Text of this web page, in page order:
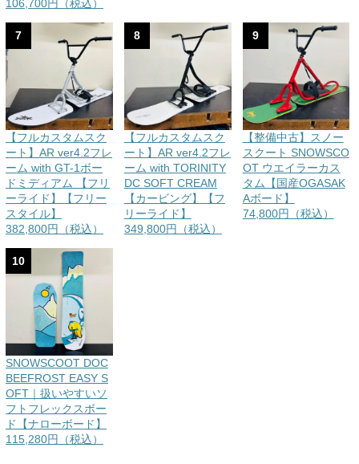
106,700円（税込）
7
【フルカスタムスク
ート】AR ver4.2フレ
ーム with GT-1ボー
ドミディアム 【フリ
ーライド】【フリー
スタイル】
382,800円（税込）
8
【フルカスタムスク
ート】AR ver4.2フレ
ーム with TORINITY
DC SOFT CREAM
【カービング】【フ
リーライド】
349,800円（税込）
9
【整備中古】スノー
スクート SNOWSCO
OT ウエイラーカス
タム【国産OGASAK
Aボード】
74,800円（税込）
10
SNOWSCOOT DOC
BEEFROST EASY S
OFT｜扱いやすいソ
フトフレックスボー
ド【ナローボード】
115,280円（税込）